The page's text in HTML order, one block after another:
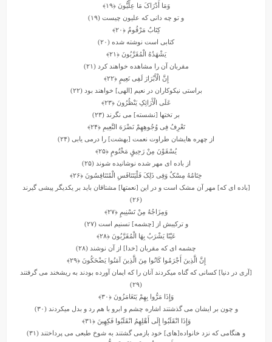
وَمَا أَدْرَاکَ مَا عِلِّیُّونَ﴿۱۹﴾
و تو چه دانى که علیون چیست (۱۹)
کِتَابٌ مَرْقُومٌ﴿۲۰﴾
کتابى است نوشته‏ شده (۲۰)
یَشْهَدُهُ الْمُقَرَّبُونَ﴿۲۱﴾
مقربان آن را مشاهده خواهند کرد (۲۱)
إِنَّ الْأَبْرَارَ لَفِی نَعِیمٍ﴿۲۲﴾
براستى نیکوکاران در نعیم [الهى] خواهند بود (۲۲)
عَلَى الْأَرَائِکِ یَنْظُرُونَ﴿۲۳﴾
بر تختها [نشسته] مى ‏نگرند (۲۳)
تَعْرِفُ فِی وُجُوهِهِمْ نَضْرَهَ النَّعِیمِ﴿۲۴﴾
از چهره ‏هایشان طراوت نعمت [بهشت] را درمى‏ یابى (۲۴)
یُسْقَوْنَ مِنْ رَحِیقٍ مَخْتُومٍ ﴿۲۵﴾
از باده‏ اى مهر شده نوشانیده شوند (۲۵)
خِتَامُهُ مِسْکٌ وَفِی ذَلِکَ فَلْیَتَنَافَسِ الْمُتَنَافِسُونَ ﴿۲۶﴾
[باده‏ اى که] مهر آن مشک است و در این [نعمتها] مشتاقان باید بر یکدیگر پیشى گیرند
(۲۶)
وَمِزَاجُهُ مِنْ تَسْنِیمٍ ﴿۲۷﴾
و ترکیبش از [چشمه] تسنیم است (۲۷)
عَیْنًا یَشْرَبُ بِهَا الْمُقَرَّبُونَ﴿۲۸﴾
چشمه‏ اى که مقربان [خدا] از آن نوشند (۲۸)
إِنَّ الَّذِینَ أَجْرَمُوا کَانُوا مِنَ الَّذِینَ آمَنُوا یَضْحَکُونَ﴿۲۹﴾
[آرى در دنیا] کسانى که گناه میکردند آنان را که ایمان آورده بودند به ریشخند مى‏ گرفتند
(۲۹)
وَإِذَا مَرُّوا بِهِمْ یَتَغَامَزُونَ ﴿۳۰﴾
و چون بر ایشان مى‏ گذشتند اشاره چشم و ابرو با هم رد و بدل میکردند (۳۰)
وَإِذَا انْقَلَبُوا إِلَى أَهْلِهِمُ انْقَلَبُوا فَکِهِینَ﴿۳۱﴾
و هنگامى که نزد خانواده[هاى] خود بازمى‏ گشتند به شوخ‏ طبعى مى ‏پرداختند (۳۱)